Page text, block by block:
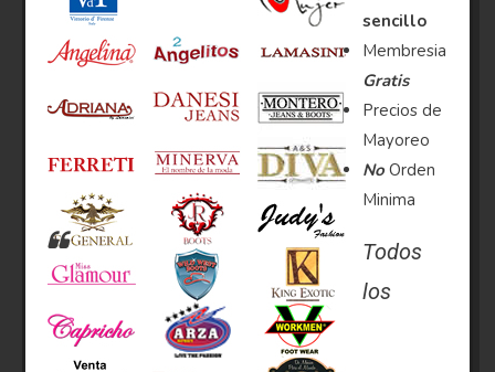
sencillo
Membresia
Gratis
Precios de
Mayoreo
No Orden
Minima
Todos
los